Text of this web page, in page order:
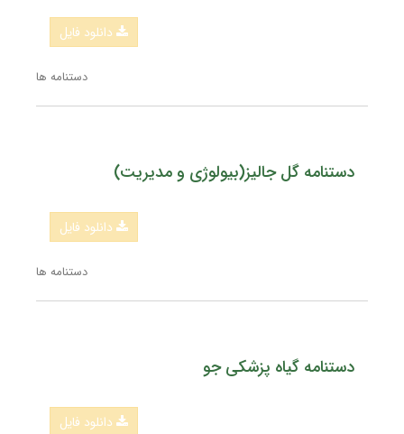
دانلود فایل
دستنامه ها
دستنامه گل جالیز(بیولوژی و مدیریت)
دانلود فایل
دستنامه ها
دستنامه گیاه پزشکی جو
دانلود فایل